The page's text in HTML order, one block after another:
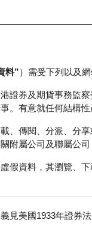
正股資料及市場統計
料”）需受下列以及
證券及期貨事務監
。有意就任何結構
、傳閱、分派、分
附屬公司及聯屬公
假資料，其瀏覽、
見美國1933年證券
板